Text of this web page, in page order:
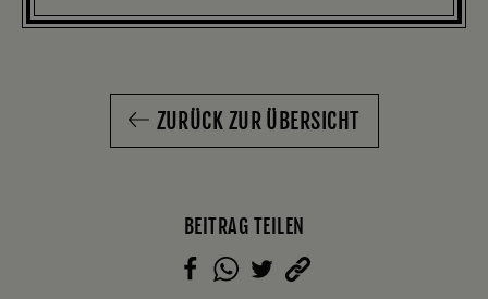
ZURÜCK ZUR ÜBERSICHT
BEITRAG TEILEN